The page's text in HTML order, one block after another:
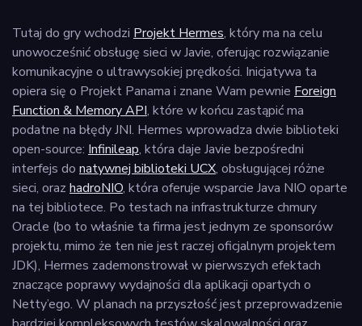
Tutaj do gry wchodzi Projekt Hermes, który ma na celu
unowocześnić obsługę sieci w Javie, oferując rozwiązanie
komunikacyjne o ultrawysokiej prędkości. Inicjatywa ta
opiera się o Projekt Panama i znane Wam pewnie Foreign
Function & Memory API, które w końcu zastąpić ma
podatne na błędy JNI. Hermes wprowadza dwie biblioteki
open-source: Infinileap, która daje Javie bezpośredni
interfejs do natywnej biblioteki UCX, obsługującej różne
sieci, oraz hadroNIO, która oferuje wsparcie Java NIO oparte
na tej bibliotece. Po testach na infrastrukturze chmury
Oracle (bo to właśnie ta firma jest jednym ze sponsorów
projektu, mimo że ten nie jest raczej oficjalnym projektem
JDK), Hermes zademonstrował w pierwszych efektach
znaczące poprawy wydajności dla aplikacji opartych o
Netty’ego. W planach na przyszłość jest przeprowadzenie